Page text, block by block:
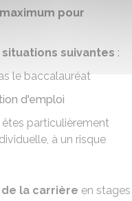
pour
suivantes :
le baccalauréat
d'emploi
particulièrement
à un risque
la carrière en stages